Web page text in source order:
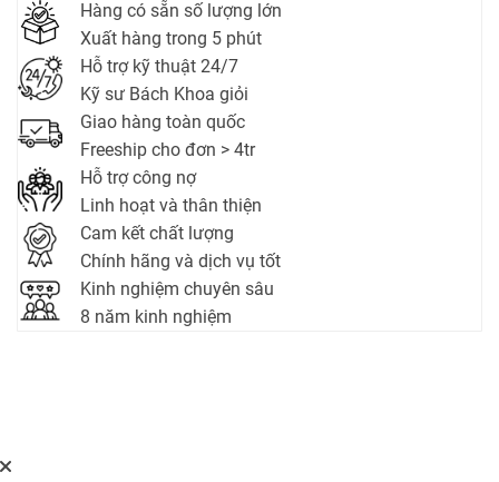
Hàng có sẵn số lượng lớn
Xuất hàng trong 5 phút
Hỗ trợ kỹ thuật 24/7
Kỹ sư Bách Khoa giỏi
Giao hàng toàn quốc
Freeship cho đơn > 4tr
Hỗ trợ công nợ
Linh hoạt và thân thiện
Cam kết chất lượng
Chính hãng và dịch vụ tốt
Kinh nghiệm chuyên sâu
8 năm kinh nghiệm